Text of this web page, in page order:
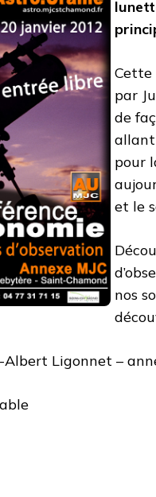
Cette
par
de
pour
et le
nos
Albert Ligonnet –